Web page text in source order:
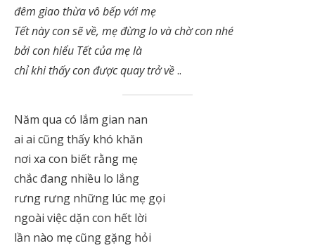
đêm giao thừa vô bếp với mẹ
Tết này con sẽ về, mẹ đừng lo và chờ con nhé
bởi con hiểu Tết của mẹ là
chỉ khi thấy con được quay trở về..
Năm qua có lắm gian nan
ai ai cũng thấy khó khăn
nơi xa con biết rằng mẹ
chắc đang nhiều lo lắng
rưng rưng những lúc mẹ gọi
ngoài việc dặn con hết lời
lần nào mẹ cũng gặng hỏi